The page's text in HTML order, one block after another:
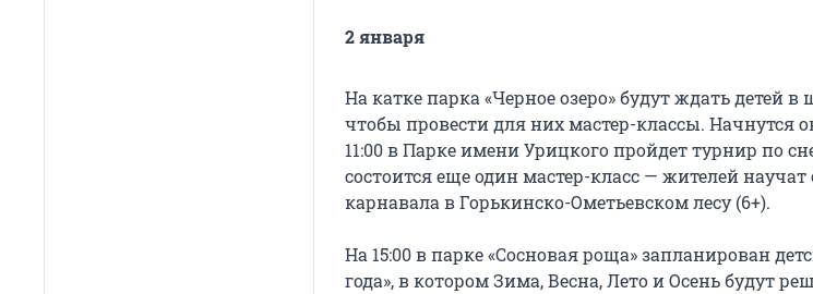
2 января
На катке парка «Черное озеро» будут ждать детей
чтобы провести для них мастер-классы. Начнутся
11:00 в Парке имени Урицкого пройдет турнир по
состоится еще один мастер-класс — жителей
карнавала в Горькинско-Ометьевском лесу (6+).
На 15:00 в парке «Сосновая роща» запланирован
года», в котором Зима, Весна, Лето и Осень будут